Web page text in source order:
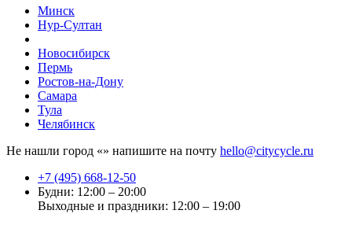
Минск
Нур-Султан
Новосибирск
Пермь
Ростов-на-Дону
Самара
Тула
Челябинск
Не нашли город «» напишите на почту hello@citycycle.ru
+7 (495) 668-12-50
Будни: 12:00 – 20:00
Выходные и праздники: 12:00 – 19:00